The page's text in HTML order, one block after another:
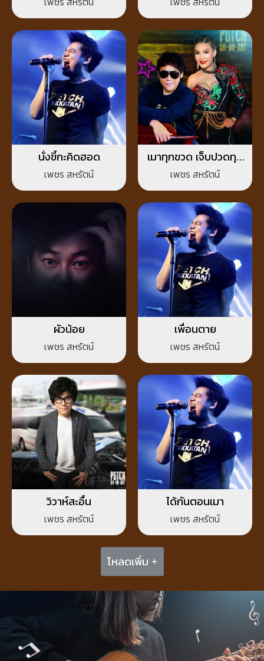
นั่งขี้กะคิดฮอด
เพชร สหรัตน์
เมาทุกขวด เจ็บปวดทุก
เพลง
เพชร สหรัตน์
ผัวน้อย
เพชร สหรัตน์
เพื่อนตาย
เพชร สหรัตน์
วิวาห์สะอื้น
เพชร สหรัตน์
ได้กันตอนเมา
เพชร สหรัตน์
โหลดเพิ่ม +